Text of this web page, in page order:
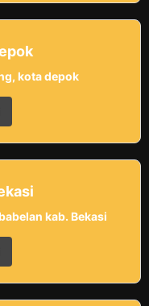
kota depok
kab. Bekasi